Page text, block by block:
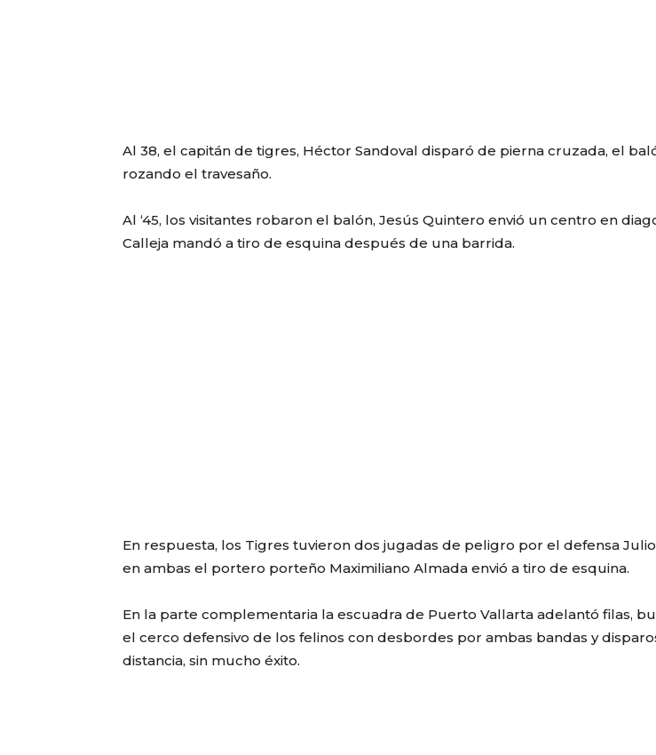
Al 38, el capitán de tigres, Héctor Sandoval disparó de pierna cruzada, el
rozando el travesaño.
Al ‘45, los visitantes robaron el balón, Jesús Quintero envió un centro en
Calleja mandó a tiro de esquina después de una barrida.
En respuesta, los Tigres tuvieron dos jugadas de peligro por el defensa
en ambas el portero porteño Maximiliano Almada envió a tiro de esquina.
En la parte complementaria la escuadra de Puerto Vallarta adelantó filas,
el cerco defensivo de los felinos con desbordes por ambas bandas y
distancia, sin mucho éxito.